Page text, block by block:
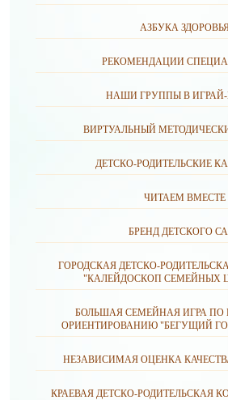
АЗБУКА
РЕКОМЕНДАЦИИ
НАШИ ГРУППЫ В ИГРАЙ-
ВИРТУАЛЬНЫЙ
ДЕТСКО-РОДИТЕЛЬСКИЕ
ЧИТАЕМ ВМЕСТЕ
БРЕНД ДЕТСКОГО
ГОРОДСКАЯ ДЕТСКО-
"КАЛЕЙДОСКОП СЕМЕЙНЫХ
БОЛЬШАЯ СЕМЕЙНАЯ ИГРА ПО
ОРИЕНТИРОВАНИЮ "БЕГУЩИЙ
НЕЗАВИСИМАЯ ОЦЕНКА
КРАЕВАЯ ДЕТСКО-РОДИТЕЛЬСКАЯ